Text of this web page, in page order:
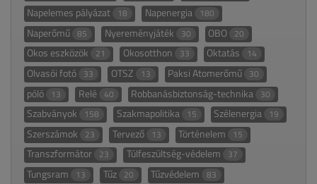
Napelemes pályázat 18 Napenergia 180
Naperőmű 85 Nyereményjáték 30 OBO 20
Okos eszközök 21 Okosotthon 33 Oktatás 14
Olvasói fotó 33 OTSZ 13 Paksi Atomerőmű 30
póló 13 Relé 40 Robbanásbiztonság-technika 30
Szabványok 158 Szakmapolitika 15 Szélenergia 19
Szerszámok 23 Tervező 13 Történelem 15
Transzformátor 23 Túlfeszültség-védelem 37
Tungsram 13 Tűz 20 Tűzvédelem 83